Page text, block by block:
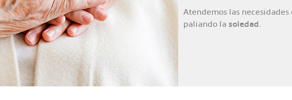
Atendemos las necesidades
paliando la soledad